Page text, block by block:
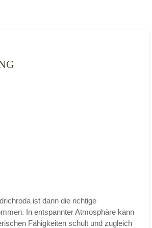
ist dann die richtige
In entspannter Atmosphäre kann
Fähigkeiten schult und zugleich